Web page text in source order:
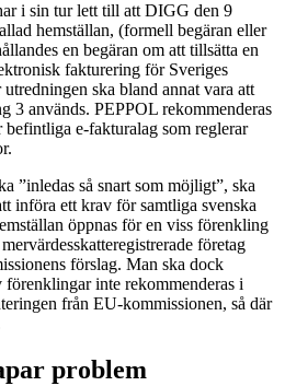
i sin tur lett till att DIGG den 9
hemställan, (formell begäran eller
en begäran om att tillsätta en
fakturering för Sveriges
ska bland annat vara att
3 används. PEPPOL rekommenderas
e-fakturalag som reglerar
”inledas så snart som möjligt”, ska
införa ett krav för samtliga svenska
öppnas för en viss förenkling
företag
förslag. Man ska dock
inte rekommenderas i
från EU-kommissionen, så där
problem